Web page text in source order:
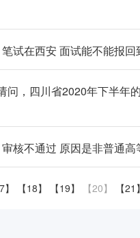
试在西安 面试能不能报
问，四川省2020年下半年
核不通过 原因是非普通
】 【18】 【19】 【20】 【21